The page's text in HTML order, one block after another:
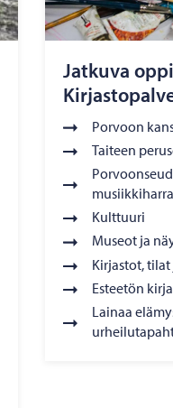
Jatkuva
Porvoon
Taiteen
Kulttuuri
Museot ja
Kirjastot,
Esteetön
Lainaa